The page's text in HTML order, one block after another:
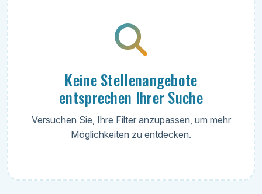
Keine Stellenangebote
entsprechen Ihrer Suche
Versuchen Sie, Ihre Filter anzupassen, um mehr
Möglichkeiten zu entdecken.